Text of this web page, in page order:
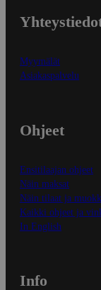
Myymälät
Asiakaspalvelu
Ohjeet
Ensitilaajan ohjeet
Näin maksat
Näin tilaat ja
Kaikki ohjeet ja
In English
Info